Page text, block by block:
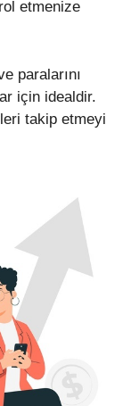
etmenize
paralarını
için idealdir.
takip etmeyi